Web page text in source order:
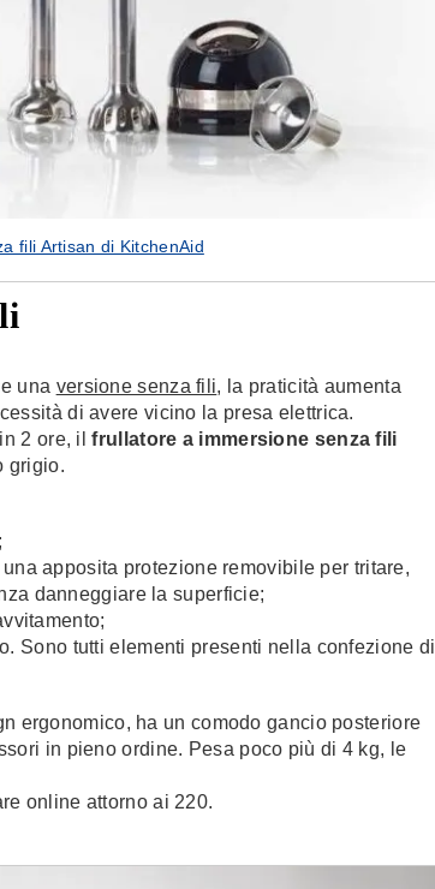
fili Artisan di KitchenAid
una versione senza fili, la praticità aumenta
di avere vicino la presa elettrica.
2 ore, ilfrullatore a immersione senza fili
grigio.
apposita protezione removibile per tritare,
danneggiare la superficie;
Sono tutti elementi presenti nella confezione di
ergonomico, ha un comodo gancio posteriore
in pieno ordine. Pesa poco più di 4 kg, le
online attorno ai 220.